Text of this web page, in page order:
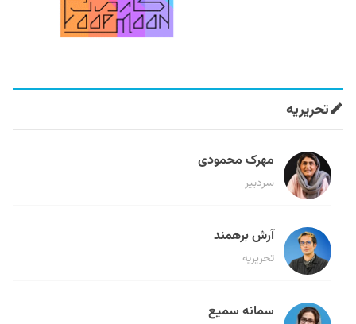
تحریریه
مهرک محمودی
سردبیر
آرش برهمند
تحریریه
سمانه سمیع